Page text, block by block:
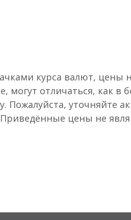
курса валют, цены
могут отличаться, как в
Пожалуйста, уточняйте
цены не